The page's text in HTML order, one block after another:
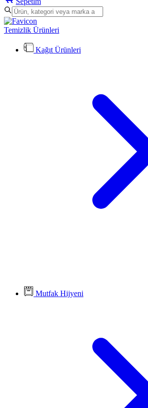
Temizlik Ürünleri
Kağıt Ürünleri
Mutfak Hijyeni